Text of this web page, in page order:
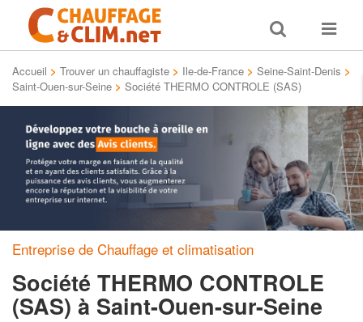
Toggle
search
Toggle
Accueil > Trouver un chauffagiste > Ile-de-France > Seine-Saint-Denis >
Saint-Ouen-sur-Seine > Société THERMO CONTROLE (SAS)
Entreprise de Chauffage et climatisation
Société THERMO CONTROLE
(SAS) à Saint-Ouen-sur-Seine